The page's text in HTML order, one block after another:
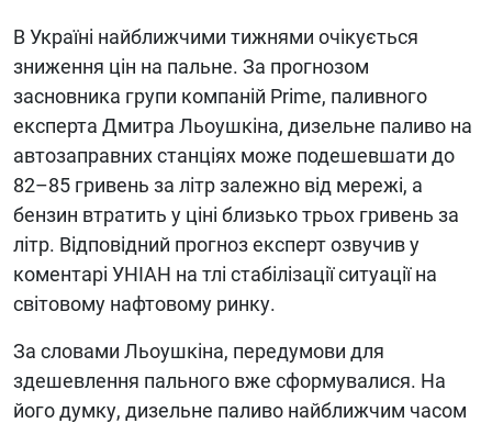
В Україні найближчими тижнями очікується
зниження цін на пальне. За прогнозом
засновника групи компаній Prime, паливного
експерта Дмитра Льоушкіна, дизельне паливо на
автозаправних станціях може подешевшати до
82–85 гривень за літр залежно від мережі, а
бензин втратить у ціні близько трьох гривень за
літр. Відповідний прогноз експерт озвучив у
коментарі УНІАН на тлі стабілізації ситуації на
світовому нафтовому ринку.
За словами Льоушкіна, передумови для
здешевлення пального вже сформувалися. На
його думку, дизельне паливо найближчим часом